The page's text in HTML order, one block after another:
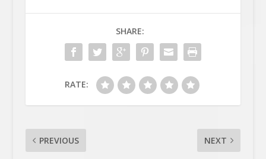
SHARE:
RATE:
PREVIOUS NEXT